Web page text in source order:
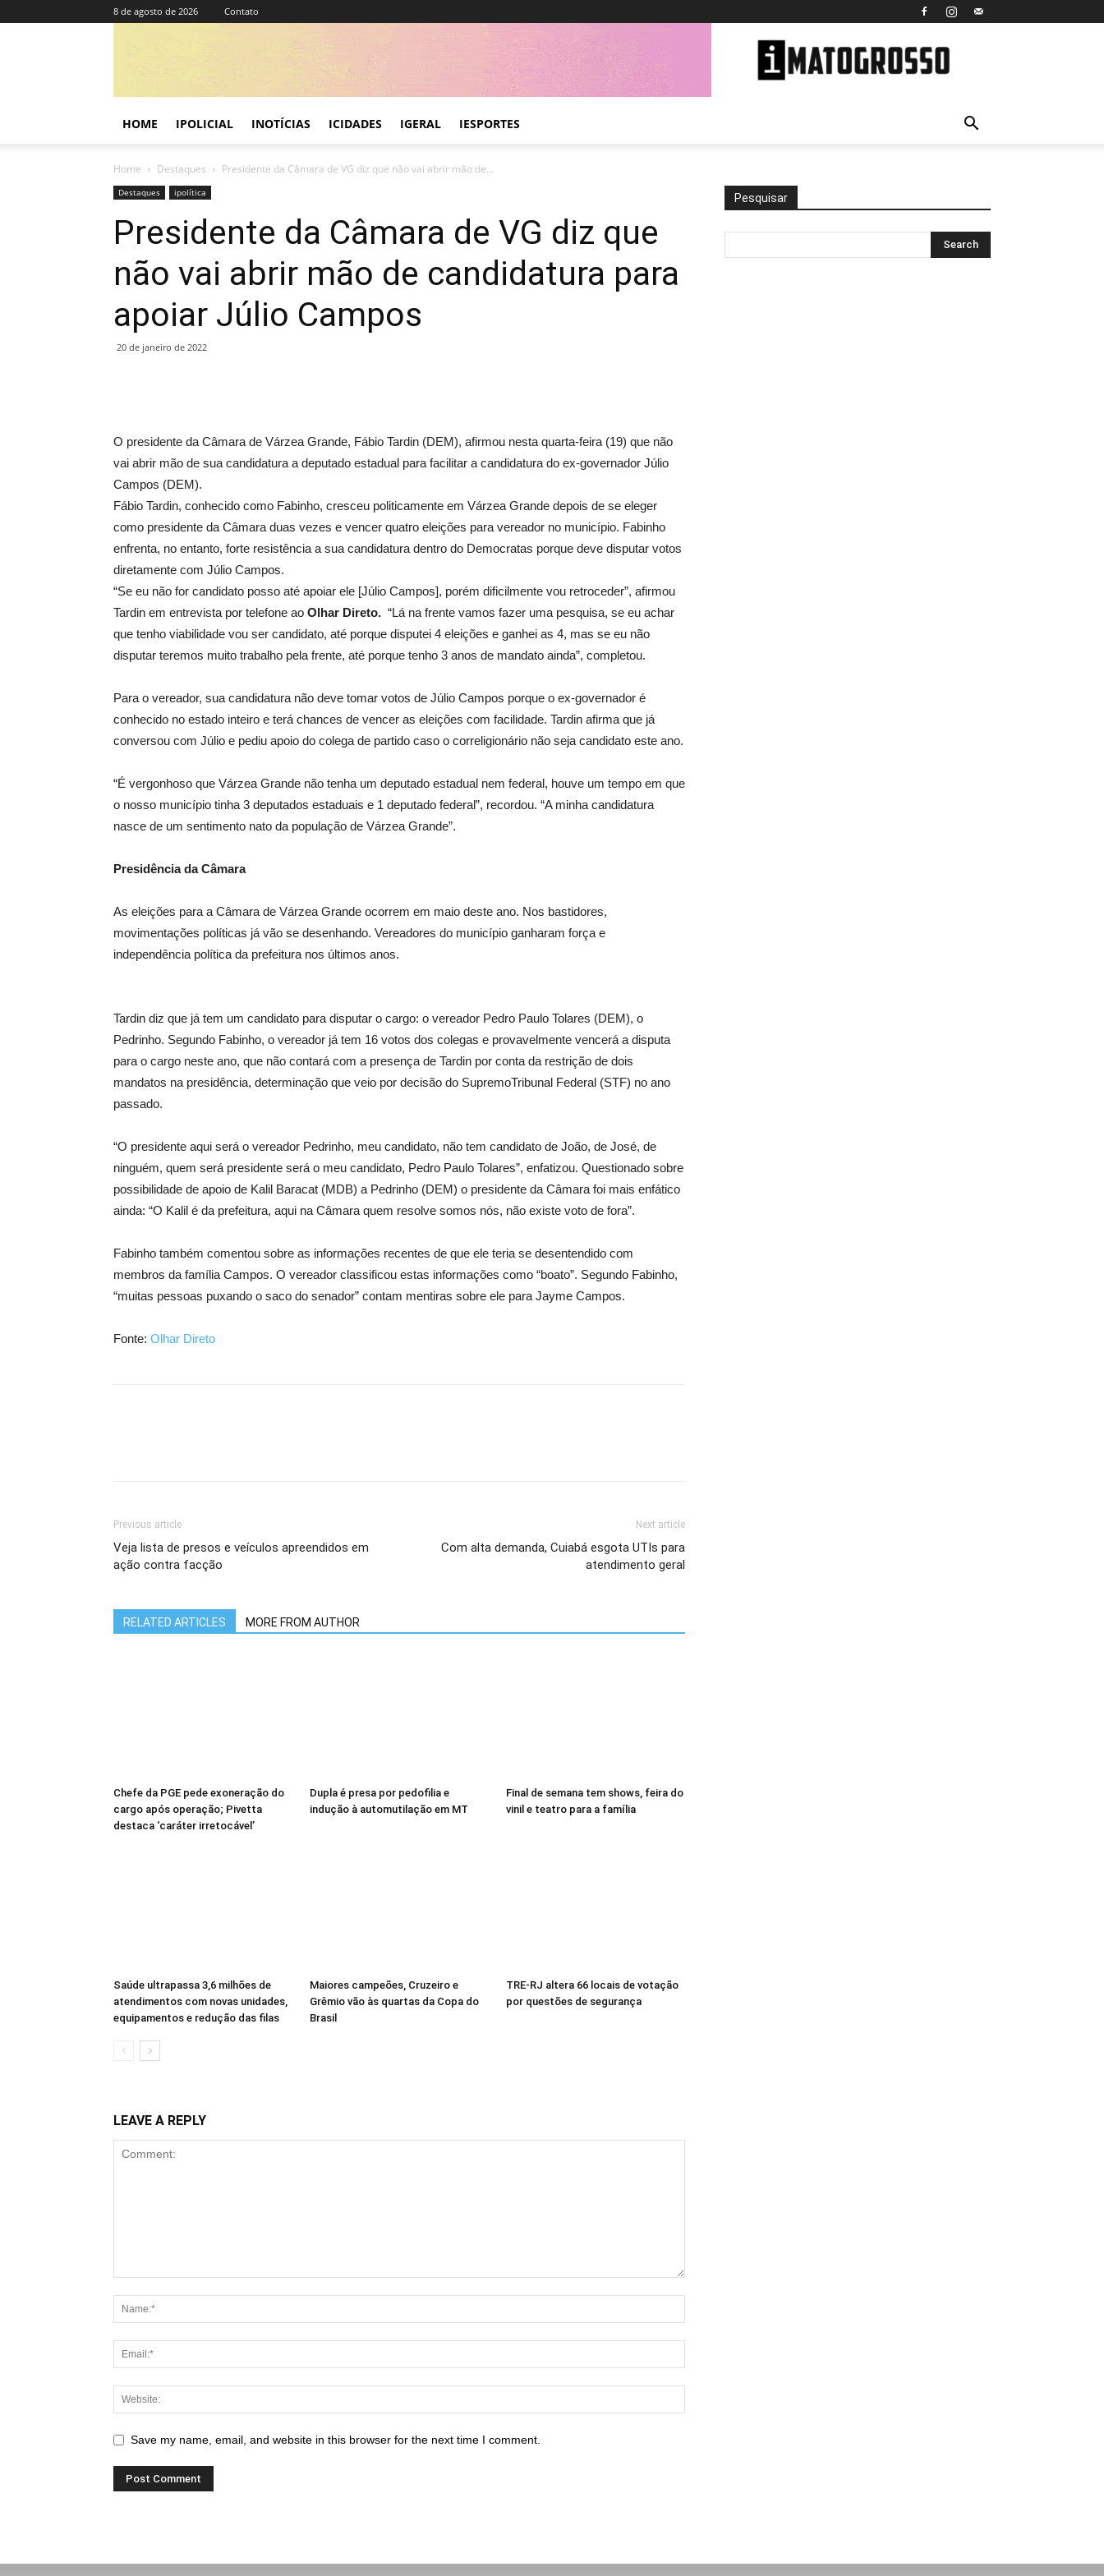
8 de agosto de 2026 Contato
Grosso
HOME IPOLICIAL INOTÍCIAS ICIDADES IGERAL IESPORTES
Home Destaques Presidente da Câmara de VG diz que não vai abrir mão de...
Destaques ipolítica
Presidente da Câmara de VG diz que
não vai abrir mão de candidatura para
apoiar Júlio Campos
20 de janeiro de 2022
O presidente da Câmara de Várzea Grande, Fábio Tardin (DEM), afirmou nesta quarta-feira (19) que não
vai abrir mão de sua candidatura a deputado estadual para facilitar a candidatura do ex-governador Júlio
Campos (DEM).
Fábio Tardin, conhecido como Fabinho, cresceu politicamente em Várzea Grande depois de se eleger
como presidente da Câmara duas vezes e vencer quatro eleições para vereador no município. Fabinho
enfrenta, no entanto, forte resistência a sua candidatura dentro do Democratas porque deve disputar votos
diretamente com Júlio Campos.
“Se eu não for candidato posso até apoiar ele [Júlio Campos], porém dificilmente vou retroceder”, afirmou
Tardin em entrevista por telefone ao Olhar Direto. “Lá na frente vamos fazer uma pesquisa, se eu achar
que tenho viabilidade vou ser candidato, até porque disputei 4 eleições e ganhei as 4, mas se eu não
disputar teremos muito trabalho pela frente, até porque tenho 3 anos de mandato ainda”, completou.
Para o vereador, sua candidatura não deve tomar votos de Júlio Campos porque o ex-governador é
conhecido no estado inteiro e terá chances de vencer as eleições com facilidade. Tardin afirma que já
conversou com Júlio e pediu apoio do colega de partido caso o correligionário não seja candidato este ano.
“É vergonhoso que Várzea Grande não tenha um deputado estadual nem federal, houve um tempo em que
o nosso município tinha 3 deputados estaduais e 1 deputado federal”, recordou. “A minha candidatura
nasce de um sentimento nato da população de Várzea Grande”.
Presidência da Câmara
As eleições para a Câmara de Várzea Grande ocorrem em maio deste ano. Nos bastidores,
movimentações políticas já vão se desenhando. Vereadores do município ganharam força e
independência política da prefeitura nos últimos anos.
Tardin diz que já tem um candidato para disputar o cargo: o vereador Pedro Paulo Tolares (DEM), o
Pedrinho. Segundo Fabinho, o vereador já tem 16 votos dos colegas e provavelmente vencerá a disputa
para o cargo neste ano, que não contará com a presença de Tardin por conta da restrição de dois
mandatos na presidência, determinação que veio por decisão do SupremoTribunal Federal (STF) no ano
passado.
“O presidente aqui será o vereador Pedrinho, meu candidato, não tem candidato de João, de José, de
ninguém, quem será presidente será o meu candidato, Pedro Paulo Tolares”, enfatizou. Questionado sobre
possibilidade de apoio de Kalil Baracat (MDB) a Pedrinho (DEM) o presidente da Câmara foi mais enfático
ainda: “O Kalil é da prefeitura, aqui na Câmara quem resolve somos nós, não existe voto de fora”.
Fabinho também comentou sobre as informações recentes de que ele teria se desentendido com
membros da família Campos. O vereador classificou estas informações como “boato”. Segundo Fabinho,
“muitas pessoas puxando o saco do senador” contam mentiras sobre ele para Jayme Campos.
Fonte: Olhar Direto
Previous article
Veja lista de presos e veículos apreendidos em
ação contra facção
Next article
Com alta demanda, Cuiabá esgota UTIs para
atendimento geral
RELATED ARTICLES MORE FROM AUTHOR
Chefe da PGE pede exoneração do
cargo após operação; Pivetta
destaca ‘caráter irretocável’
Dupla é presa por pedofilia e
indução à automutilação em MT
Final de semana tem shows, feira do
vinil e teatro para a família
Saúde ultrapassa 3,6 milhões de
atendimentos com novas unidades,
equipamentos e redução das filas
Maiores campeões, Cruzeiro e
Grêmio vão às quartas da Copa do
Brasil
TRE-RJ altera 66 locais de votação
por questões de segurança
LEAVE A REPLY
Save my name, email, and website in this browser for the next time I comment.
Pesquisar